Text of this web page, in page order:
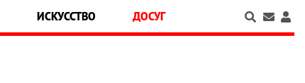
ИСКУССТВО ДОСУГ